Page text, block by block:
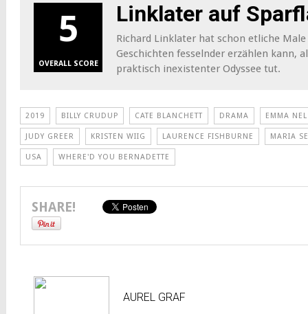
5
OVERALL SCORE
Linklater auf
Richard Linklater hat schon etliche Male
Geschichten fesselnder erzählen kann,
praktisch inexistenter Odyssee tut.
2019 BILLY CRUDUP CATE BLANCHETT DRAMA EMMA
JUDY GREER KRISTEN WIIG LAURENCE FISHBURNE MARIA
USA WHERE'D YOU BERNADETTE
SHARE!
AUREL GRAF